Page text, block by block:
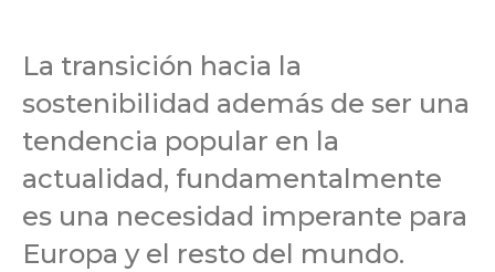
La transición hacia la
sostenibilidad además de ser una
tendencia popular en la
actualidad, fundamentalmente
es una necesidad imperante para
Europa y el resto del mundo.